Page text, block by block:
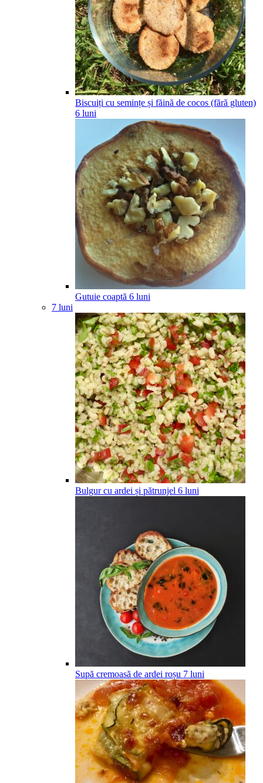
Biscuiți cu semințe și făină de cocos (fără gluten)
6 luni
Gutuie coaptă 6 luni
7 luni
Bulgur cu ardei și pătrunjel 6 luni
Supă cremoasă de ardei roșu 7 luni